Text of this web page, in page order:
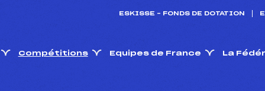
ESKISSE – FONDS DE DOTATION
Compétitions Equipes de France La